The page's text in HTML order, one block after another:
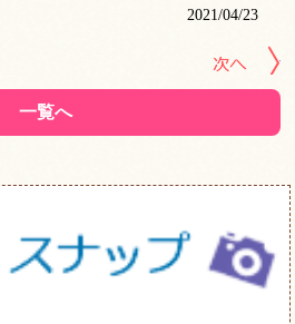
2021/04/23
一覧へ